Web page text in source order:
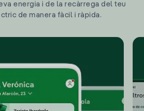
energia i de la recàrrega del teu
de manera fàcil i ràpida.